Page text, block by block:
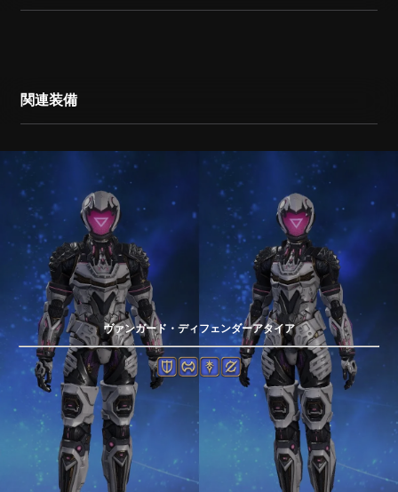
関連装備
ヴァンガード・ディフェンダーアタイア